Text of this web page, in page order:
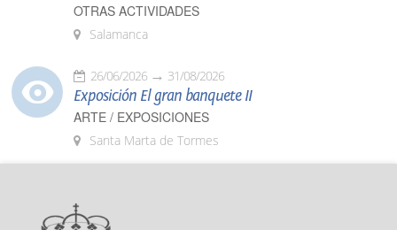
OTRAS ACTIVIDADES
Salamanca
26/06/2026 31/08/2026
Exposición El gran banquete II
ARTE / EXPOSICIONES
Santa Marta de Tormes